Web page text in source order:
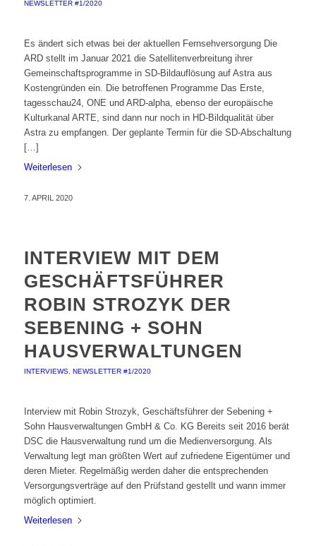
NEWSLETTER #1/2020
Es ändert sich etwas bei der aktuellen Fernsehversorgung Die
ARD stellt im Januar 2021 die Satellitenverbreitung ihrer
Gemeinschaftsprogramme in SD-Bildauflösung auf Astra aus
Kostengründen ein. Die betroffenen Programme Das Erste,
tagesschau24, ONE und ARD-alpha, ebenso der europäische
Kulturkanal ARTE, sind dann nur noch in HD-Bildqualität über
Astra zu empfangen. Der geplante Termin für die SD-Abschaltung
[…]
Weiterlesen
7. APRIL 2020
INTERVIEW MIT DEM
GESCHÄFTSFÜHRER
ROBIN STROZYK DER
SEBENING + SOHN
HAUSVERWALTUNGEN
INTERVIEWS, NEWSLETTER #1/2020
Interview mit Robin Strozyk, Geschäftsführer der Sebening +
Sohn Hausverwaltungen GmbH & Co. KG Bereits seit 2016 berät
DSC die Hausverwaltung rund um die Medienversorgung. Als
Verwaltung legt man größten Wert auf zufriedene Eigentümer und
deren Mieter. Regelmäßig werden daher die entsprechenden
Versorgungsverträge auf den Prüfstand gestellt und wann immer
möglich optimiert.
Weiterlesen